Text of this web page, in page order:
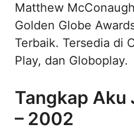
Matthew
Golden Globe
Terbaik. Tersedia di
Play, dan Globoplay.
Tangkap Aku
– 2002